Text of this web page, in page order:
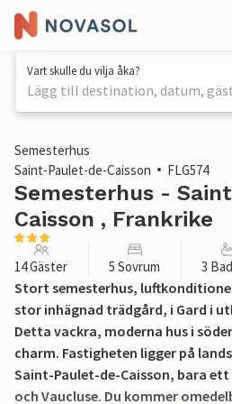
Vart skulle du vilja åka?
Lägg till destination, datum,
1 / 32
Semesterhus
Saint-Paulet-de-Caisson
FLG574
Semesterhus -
Caisson , Frankrike
14 Gäster 5 Sovrum 3
Stort semesterhus,
stor inhägnad trädgård, i Gard i
Detta vackra, moderna hus i
charm. Fastigheten ligger på
Saint-Paulet-de-Caisson, bara
och Vaucluse. Du kommer